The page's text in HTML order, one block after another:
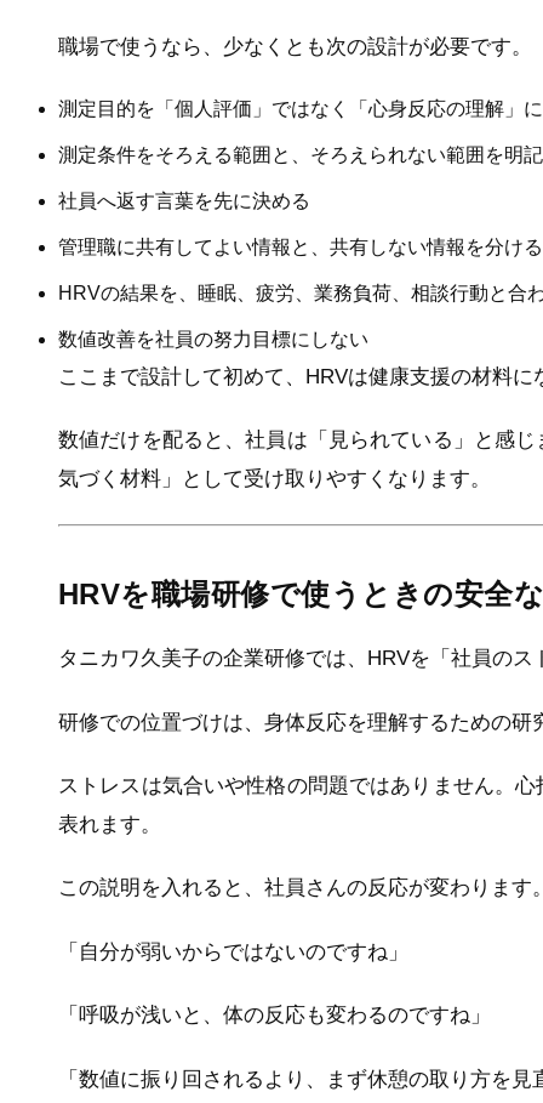
職場で使うなら、少なくとも次の設計が必要です。
測定目的を「個人評価」ではなく「心身反応の理解」
測定条件をそろえる範囲と、そろえられない範囲を明
社員へ返す言葉を先に決める
管理職に共有してよい情報と、共有しない情報を分ける
HRVの結果を、睡眠、疲労、業務負荷、相談行動と合
数値改善を社員の努力目標にしない
ここまで設計して初めて、HRVは健康支援の材料に
数値だけを配ると、社員は「見られている」と感
気づく材料」として受け取りやすくなります。
HRVを職場研修で使うときの安全
タニカワ久美子の企業研修では、HRVを「社員の
研修での位置づけは、身体反応を理解するための研
ストレスは気合いや性格の問題ではありません。
表れます。
この説明を入れると、社員さんの反応が変わります
「自分が弱いからではないのですね」
「呼吸が浅いと、体の反応も変わるのですね」
「数値に振り回されるより、まず休憩の取り方を